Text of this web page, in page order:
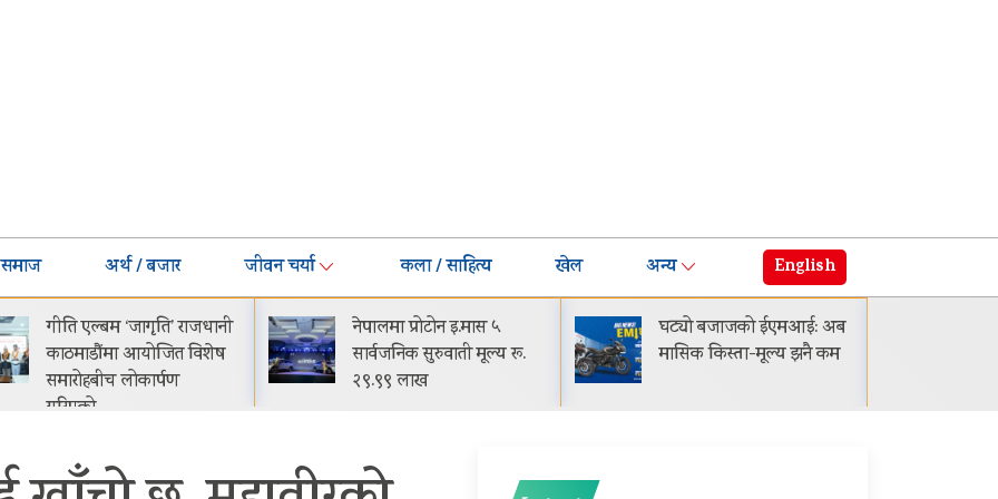
समाज अर्थ / बजार जीवन चर्या कला / साहित्य खेल अन्य English
गीति एल्बम ‘जागृति’ राजधानी
काठमाडौंमा आयोजित विशेष
समारोहबीच लोकार्पण
गरिएको…
नेपालमा प्रोटोन इ.मास ५
सार्वजनिक सुरुवाती मूल्य रू.
२९.९९ लाख
घट्यो बजाजको ईएमआई: अब
मासिक किस्ता-मूल्य झनै कम